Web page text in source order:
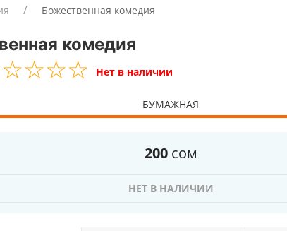
Божественная комедия
комедия
☆☆☆☆
★★★★ Нет в наличии
БУМАЖНАЯ
200 сом
НЕТ В НАЛИЧИИ